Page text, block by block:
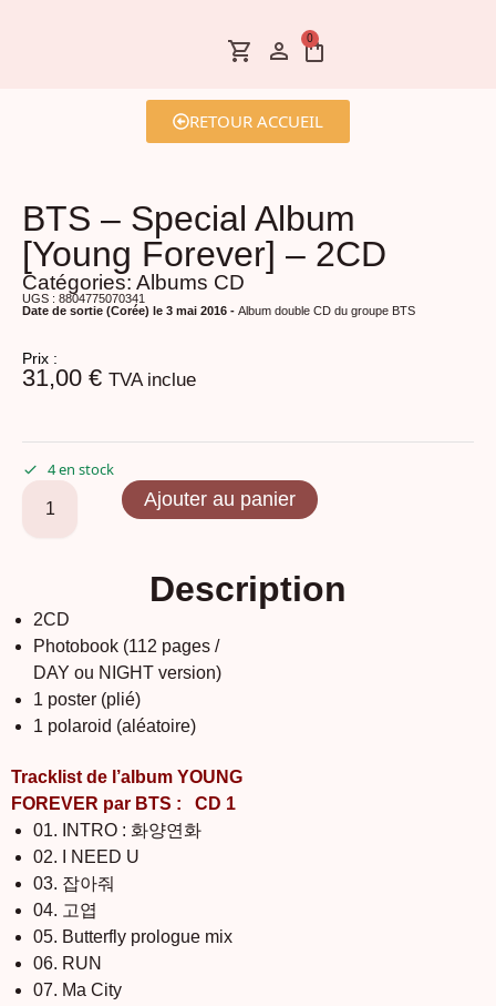
0
RETOUR ACCUEIL
BTS – Special Album
[Young Forever] – 2CD
Catégories: Albums CD
UGS : 8804775070341
Date de sortie (Corée) le 3 mai 2016 - Album double CD du groupe BTS
Prix :
31,00 € TVA inclue
4 en stock
Ajouter au panier
Description
2CD
Photobook (112 pages /
DAY ou NIGHT version)
1 poster (plié)
1 polaroid (aléatoire)
Tracklist de l’album YOUNG
FOREVER par BTS :
CD 1
01. INTRO : 화양연화
02. I NEED U
03. 잡아줘
04. 고엽
05. Butterfly prologue mix
06. RUN
07. Ma City